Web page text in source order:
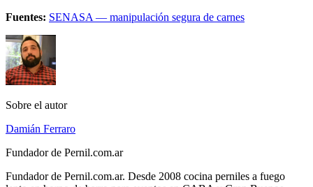
Fuentes: SENASA — manipulación segura de carnes
Sobre el autor
Damián Ferraro
Fundador de Pernil.com.ar
Fundador de Pernil.com.ar. Desde 2008 cocina perniles a fuego